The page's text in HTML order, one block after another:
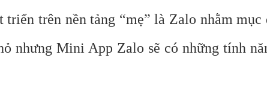
trên nền tảng “mẹ” là Zalo nhằm mục
nhưng Mini App Zalo sẽ có những tính